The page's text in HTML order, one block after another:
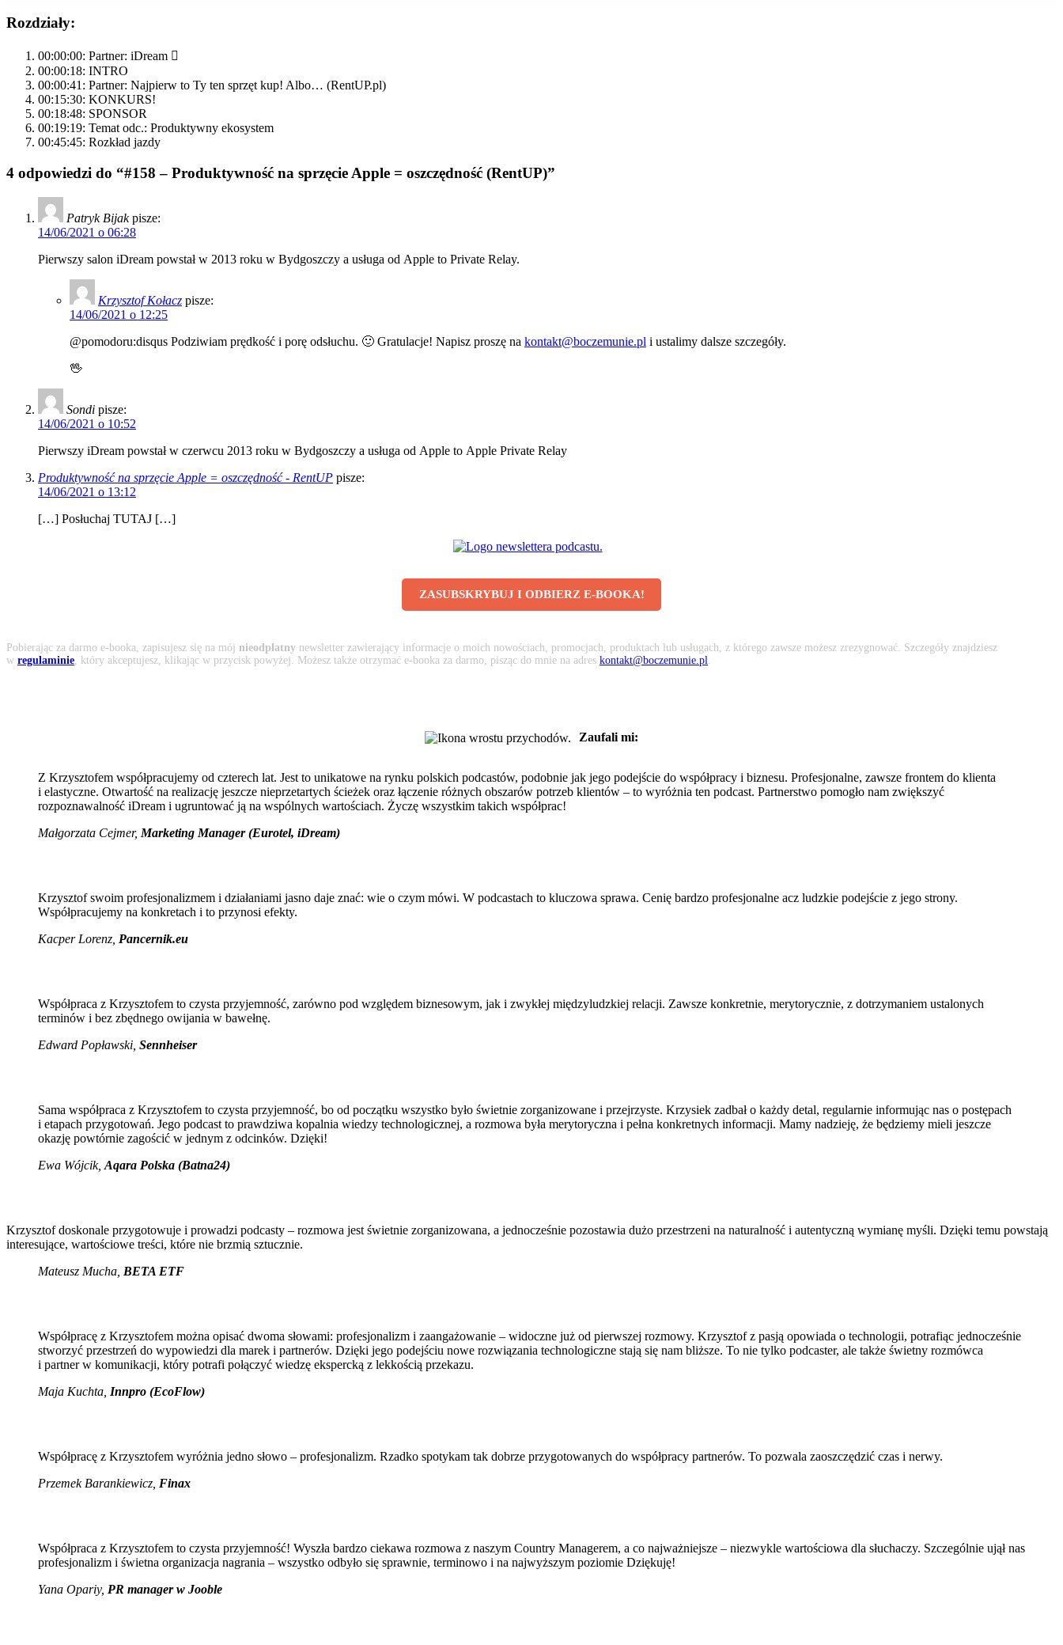
Rozdziały:
00:00:00: Partner: iDream 
00:00:18: INTRO
00:00:41: Partner: Najpierw to Ty ten sprzęt kup! Albo… (RentUP.pl)
00:15:30: KONKURS!
00:18:48: SPONSOR
00:19:19: Temat odc.: Produktywny ekosystem
00:45:45: Rozkład jazdy
4 odpowiedzi do “#158 – Produktywność na sprzęcie Apple = oszczędność (RentUP)”
Patryk Bijak pisze:
14/06/2021 o 06:28
Pierwszy salon iDream powstał w 2013 roku w Bydgoszczy a usługa od Apple to Private Relay.
Krzysztof Kołacz pisze:
14/06/2021 o 12:25
@pomodoru:disqus Podziwiam prędkość i porę odsłuchu. 🙂 Gratulacje! Napisz proszę na kontakt@boczemunie.pl i ustalimy dalsze szczegóły.
🖖
Sondi pisze:
14/06/2021 o 10:52
Pierwszy iDream powstał w czerwcu 2013 roku w Bydgoszczy a usługa od Apple to Apple Private Relay
Produktywność na sprzęcie Apple = oszczędność - RentUP pisze:
14/06/2021 o 13:12
[…] Posłuchaj TUTAJ […]
ZASUBSKRYBUJ I ODBIERZ E-BOOKA!
Pobierając za darmo e-booka, zapisujesz się na mój nieodpłatny newsletter zawierający informacje o moich nowościach, promocjach, produktach lub usługach, z którego zawsze możesz zrezygnować. Szczegóły znajdziesz
w regulaminie , który akceptujesz, klikając w przycisk powyżej. Możesz także otrzymać e-booka za darmo, pisząc do mnie na adres kontakt@boczemunie.pl
Zaufali mi:
Z Krzysztofem współpracujemy od czterech lat. Jest to unikatowe na rynku polskich podcastów, podobnie jak jego podejście do współpracy i biznesu. Profesjonalne, zawsze frontem do klienta
i elastyczne. Otwartość na realizację jeszcze nieprzetartych ścieżek oraz łączenie różnych obszarów potrzeb klientów – to wyróżnia ten podcast. Partnerstwo pomogło nam zwiększyć
rozpoznawalność iDream i ugruntować ją na wspólnych wartościach. Życzę wszystkim takich współprac!
Małgorzata Cejmer, Marketing Manager (Eurotel, iDream)
Krzysztof swoim profesjonalizmem i działaniami jasno daje znać: wie o czym mówi. W podcastach to kluczowa sprawa. Cenię bardzo profesjonalne acz ludzkie podejście z jego strony.
Współpracujemy na konkretach i to przynosi efekty.
Kacper Lorenz, Pancernik.eu
Współpraca z Krzysztofem to czysta przyjemność, zarówno pod względem biznesowym, jak i zwykłej międzyludzkiej relacji. Zawsze konkretnie, merytorycznie, z dotrzymaniem ustalonych
terminów i bez zbędnego owijania w bawełnę.
Edward Popławski, Sennheiser
Sama współpraca z Krzysztofem to czysta przyjemność, bo od początku wszystko było świetnie zorganizowane i przejrzyste. Krzysiek zadbał o każdy detal, regularnie informując nas o postępach
i etapach przygotowań. Jego podcast to prawdziwa kopalnia wiedzy technologicznej, a rozmowa była merytoryczna i pełna konkretnych informacji. Mamy nadzieję, że będziemy mieli jeszcze
okazję powtórnie zagościć w jednym z odcinków. Dzięki!
Ewa Wójcik, Aqara Polska (Batna24)
Krzysztof doskonale przygotowuje i prowadzi podcasty – rozmowa jest świetnie zorganizowana, a jednocześnie pozostawia dużo przestrzeni na naturalność i autentyczną wymianę myśli. Dzięki temu powstają
interesujące, wartościowe treści, które nie brzmią sztucznie.
Mateusz Mucha BETA ETF
Współpracę z Krzysztofem można opisać dwoma słowami: profesjonalizm i zaangażowanie – widoczne już od pierwszej rozmowy. Krzysztof z pasją opowiada o technologii, potrafiąc jednocześnie
stworzyć przestrzeń do wypowiedzi dla marek i partnerów. Dzięki jego podejściu nowe rozwiązania technologiczne stają się nam bliższe. To nie tylko podcaster, ale także świetny rozmówca
i partner w komunikacji, który potrafi połączyć wiedzę ekspercką z lekkością przekazu.
Maja Kuchta Innpro (EcoFlow)
Współpracę z Krzysztofem wyróżnia jedno słowo – profesjonalizm. Rzadko spotykam tak dobrze przygotowanych do współpracy partnerów. To pozwala zaoszczędzić czas i nerwy.
Przemek Barankiewicz, Finax
Współpraca z Krzysztofem to czysta przyjemność! Wyszła bardzo ciekawa rozmowa z naszym Country Managerem, a co najważniejsze – niezwykle wartościowa dla słuchaczy. Szczególnie ujął nas
profesjonalizm i świetna organizacja nagrania – wszystko odbyło się sprawnie, terminowo i na najwyższym poziomie Dziękuję!
Yana Opariy, PR manager w Jooble